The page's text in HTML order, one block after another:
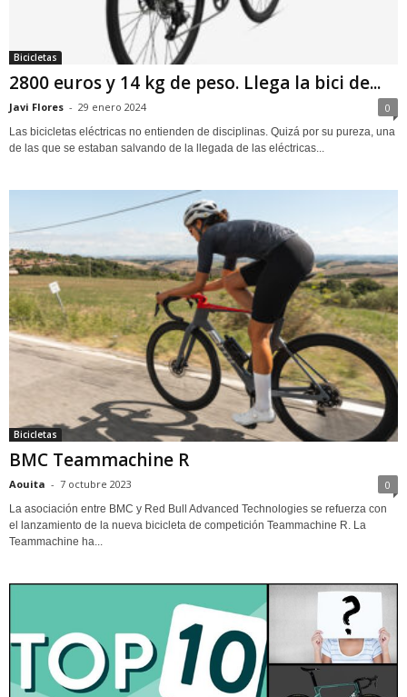
Bicicletas
2800 euros y 14 kg de peso. Llega la bici de...
Javi Flores - 29 enero 2024 0
Las bicicletas eléctricas no entienden de disciplinas. Quizá por su pureza, una
de las que se estaban salvando de la llegada de las eléctricas...
Bicicletas
BMC Teammachine R
Aouita - 7 octubre 2023 0
La asociación entre BMC y Red Bull Advanced Technologies se refuerza con
el lanzamiento de la nueva bicicleta de competición Teammachine R. La
Teammachine ha...